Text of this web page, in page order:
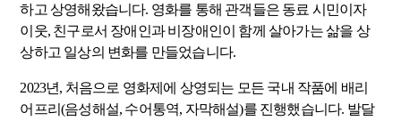
하고 상영해왔습니다. 영화를 통해 관객들은 동료 시민이자
이웃, 친구로서 장애인과 비장애인이 함께 살아가는 삶을 상
상하고 일상의 변화를 만들었습니다.
2023년, 처음으로 영화제에 상영되는 모든 국내 작품에 배리
어프리(음성해설, 수어통역, 자막해설)를 진행했습니다. 발달